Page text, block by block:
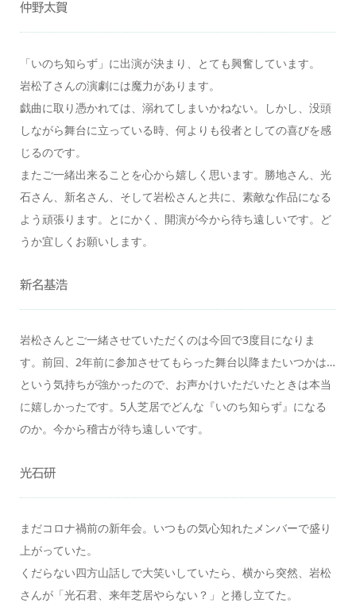
仲野太賀
「いのち知らず」に出演が決まり、とても興奮しています。
岩松了さんの演劇には魔力があります。
戯曲に取り憑かれては、溺れてしまいかねない。しかし、没頭
しながら舞台に立っている時、何よりも役者としての喜びを感
じるのです。
またご一緒出来ることを心から嬉しく思います。勝地さん、光
石さん、新名さん、そして岩松さんと共に、素敵な作品になる
よう頑張ります。とにかく、開演が今から待ち遠しいです。ど
うか宜しくお願いします。
新名基浩
岩松さんとご一緒させていただくのは今回で3度目になりま
す。前回、2年前に参加させてもらった舞台以降またいつかは…
という気持ちが強かったので、お声かけいただいたときは本当
に嬉しかったです。5人芝居でどんな『いのち知らず』になる
のか。今から稽古が待ち遠しいです。
光石研
まだコロナ禍前の新年会。いつもの気心知れたメンバーで盛り
上がっていた。
くだらない四方山話しで大笑いしていたら、横から突然、岩松
さんが「光石君、来年芝居やらない？」と捲し立てた。